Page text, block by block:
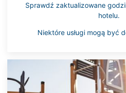
Sprawdź zaktualizowane
hotelu.
Niektóre usługi mogą być